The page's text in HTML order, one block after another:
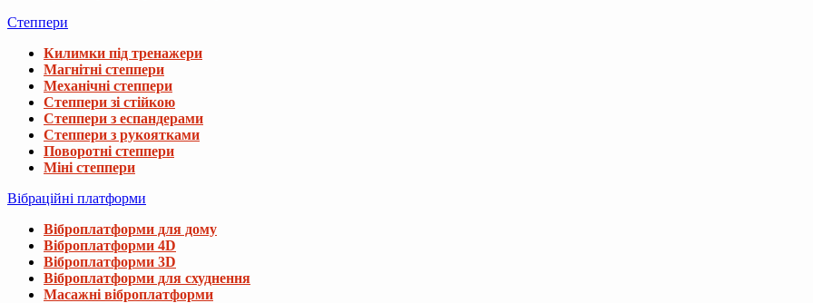
Степпери
Килимки під тренажери
Магнітні степпери
Механічні степпери
Степпери зі стійкою
Степпери з еспандерами
Степпери з рукоятками
Поворотні степпери
Міні степпери
Вібраційні платформи
Віброплатформи для дому
Віброплатформи 4D
Віброплатформи 3D
Віброплатформи для схуднення
Масажні віброплатформи